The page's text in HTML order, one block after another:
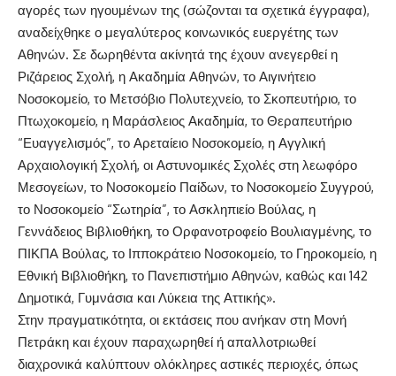
αγορές των ηγουμένων της (σώζονται τα σχετικά έγγραφα),
αναδείχθηκε ο μεγαλύτερος κοινωνικός ευεργέτης των
Αθηνών. Σε δωρηθέντα ακίνητά της έχουν ανεγερθεί η
Ριζάρειος Σχολή, η Ακαδημία Αθηνών, το Αιγινήτειο
Νοσοκομείο, το Μετσόβιο Πολυτεχνείο, το Σκοπευτήριο, το
Πτωχοκομείο, η Μαράσλειος Ακαδημία, το Θεραπευτήριο
“Ευαγγελισμός”, το Αρεταίειο Νοσοκομείο, η Αγγλική
Αρχαιολογική Σχολή, οι Αστυνομικές Σχολές στη λεωφόρο
Μεσογείων, το Νοσοκομείο Παίδων, το Νοσοκομείο Συγγρού,
το Νοσοκομείο “Σωτηρία”, το Ασκληπιείο Βούλας, η
Γεννάδειος Βιβλιοθήκη, το Ορφανοτροφείο Βουλιαγμένης, το
ΠΙΚΠΑ Βούλας, το Ιπποκράτειο Νοσοκομείο, το Γηροκομείο, η
Εθνική Βιβλιοθήκη, το Πανεπιστήμιο Αθηνών, καθώς και 142
Δημοτικά, Γυμνάσια και Λύκεια της Αττικής».
Στην πραγματικότητα, οι εκτάσεις που ανήκαν στη Μονή
Πετράκη και έχουν παραχωρηθεί ή απαλλοτριωθεί
διαχρονικά καλύπτουν ολόκληρες αστικές περιοχές, όπως